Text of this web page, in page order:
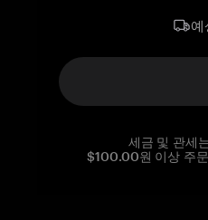
예
세금 및 관세
$100.00원 이상 주